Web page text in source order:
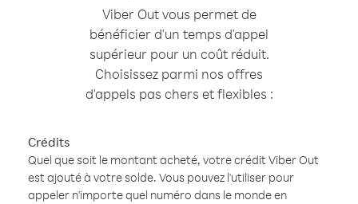
Viber Out vous permet de
bénéficier d'un temps d'appel
supérieur pour un coût réduit.
Choisissez parmi nos offres
d'appels pas chers et flexibles :
Crédits
Quel que soit le montant acheté, votre crédit Viber Out
est ajouté à votre solde. Vous pouvez l'utiliser pour
appeler n'importe quel numéro dans le monde en